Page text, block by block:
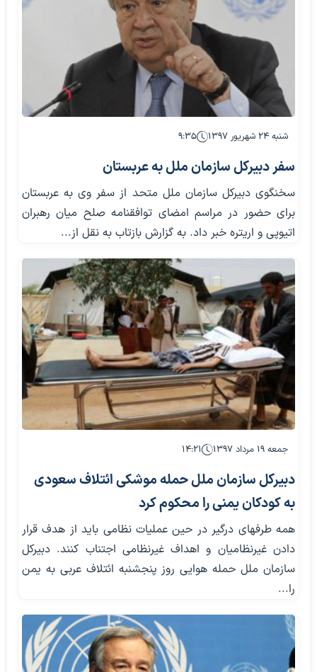
شنبه ۲۴ شهریور ۱۳۹۷ ۹:۳۵
سفر دبیرکل سازمان ملل به عربستان
سخنگوی دبیرکل سازمان ملل متحد از سفر وی به عربستان
برای حضور در مراسم امضای توافقنامه صلح میان رهبران
اتیوپی و اریتره خبر داد. به گزارش بازتاب به نقل از...
جمعه ۱۹ مرداد ۱۳۹۷ ۱۴:۲۱
دبیرکل سازمان ملل حمله موشکی ائتلاف سعودی
به کودکان یمنی را محکوم کرد
همه طرفهای درگیر در حین عملیات نظامی باید از هدف قرار
دادن غیرنظامیان و اهداف غیرنظامی اجتناب کنند. دبیرکل
سازمان ملل حمله هوایی روز پنجشنبه ائتلاف عربی به یمن
را...